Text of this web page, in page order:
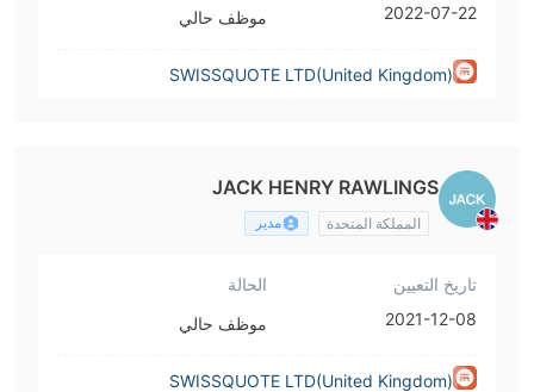
2022-07-22
موظف حالي
SWISSQUOTE LTD(United Kingdom)
JACK HENRY RAWLINGS
المملكة المتحدة مدير
تاريخ التعيين
2021-12-08
الحالة
موظف حالي
SWISSQUOTE LTD(United Kingdom)